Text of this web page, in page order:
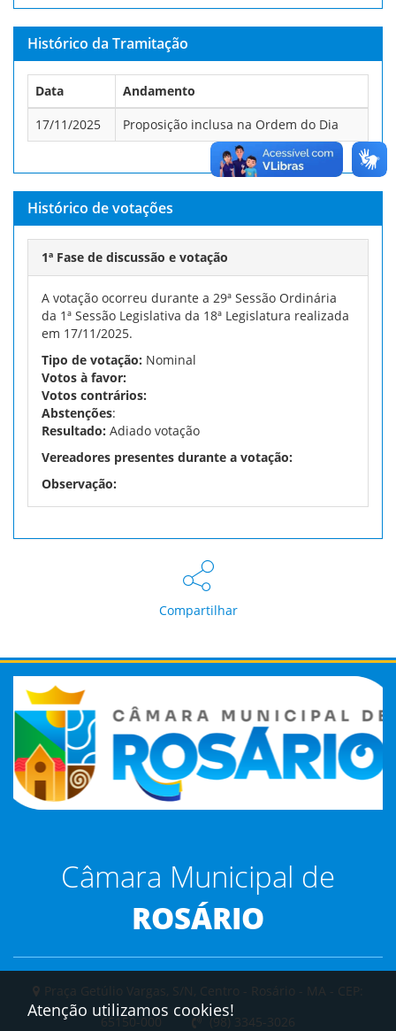
Histórico da Tramitação
Data
Andamento
17/11/2025
Proposição inclusa na Ordem do Dia
Histórico de votações
1ª Fase de discussão e votação
A votação ocorreu durante a 29ª Sessão Ordinária
da 1ª Sessão Legislativa da 18ª Legislatura realizada
em 17/11/2025.
Tipo de votação: Nominal
Votos à favor:
Votos contrários:
Abstenções:
Resultado: Adiado votação
Vereadores presentes durante a votação:
Observação:
Compartilhar
Câmara Municipal de
ROSÁRIO
Praça Getúlio Vargas, S/N, Centro - Rosário - MA - CEP:
65150-000
(98) 3345-3026
Atenção utilizamos cookies!